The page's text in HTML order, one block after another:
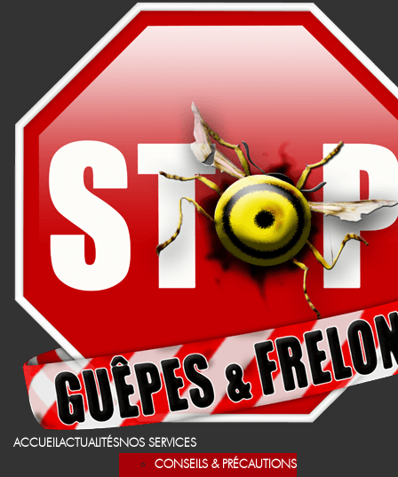
ACCUEILACTUALITÉSNOS SERVICES
CONSEILS & PRÉCAUTIONS